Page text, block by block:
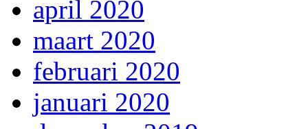
april 2020
maart 2020
februari 2020
januari 2020